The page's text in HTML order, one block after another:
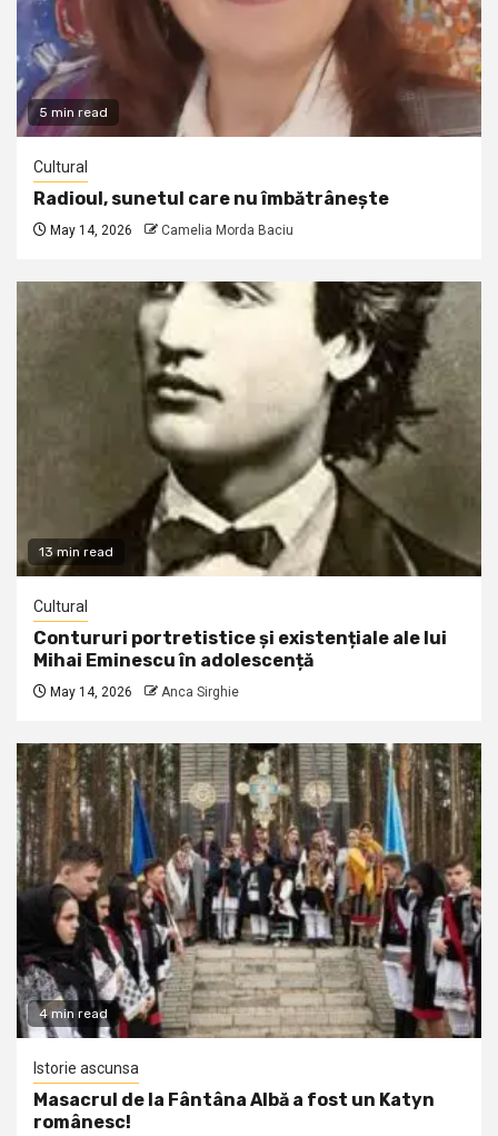
5 min read
Cultural
Radioul, sunetul care nu îmbătrânește
May 14, 2026 Camelia Morda Baciu
13 min read
Cultural
Contururi portretistice și existențiale ale lui
Mihai Eminescu în adolescență
May 14, 2026 Anca Sirghie
4 min read
Istorie ascunsa
Masacrul de la Fântâna Albă a fost un Katyn
românesc!